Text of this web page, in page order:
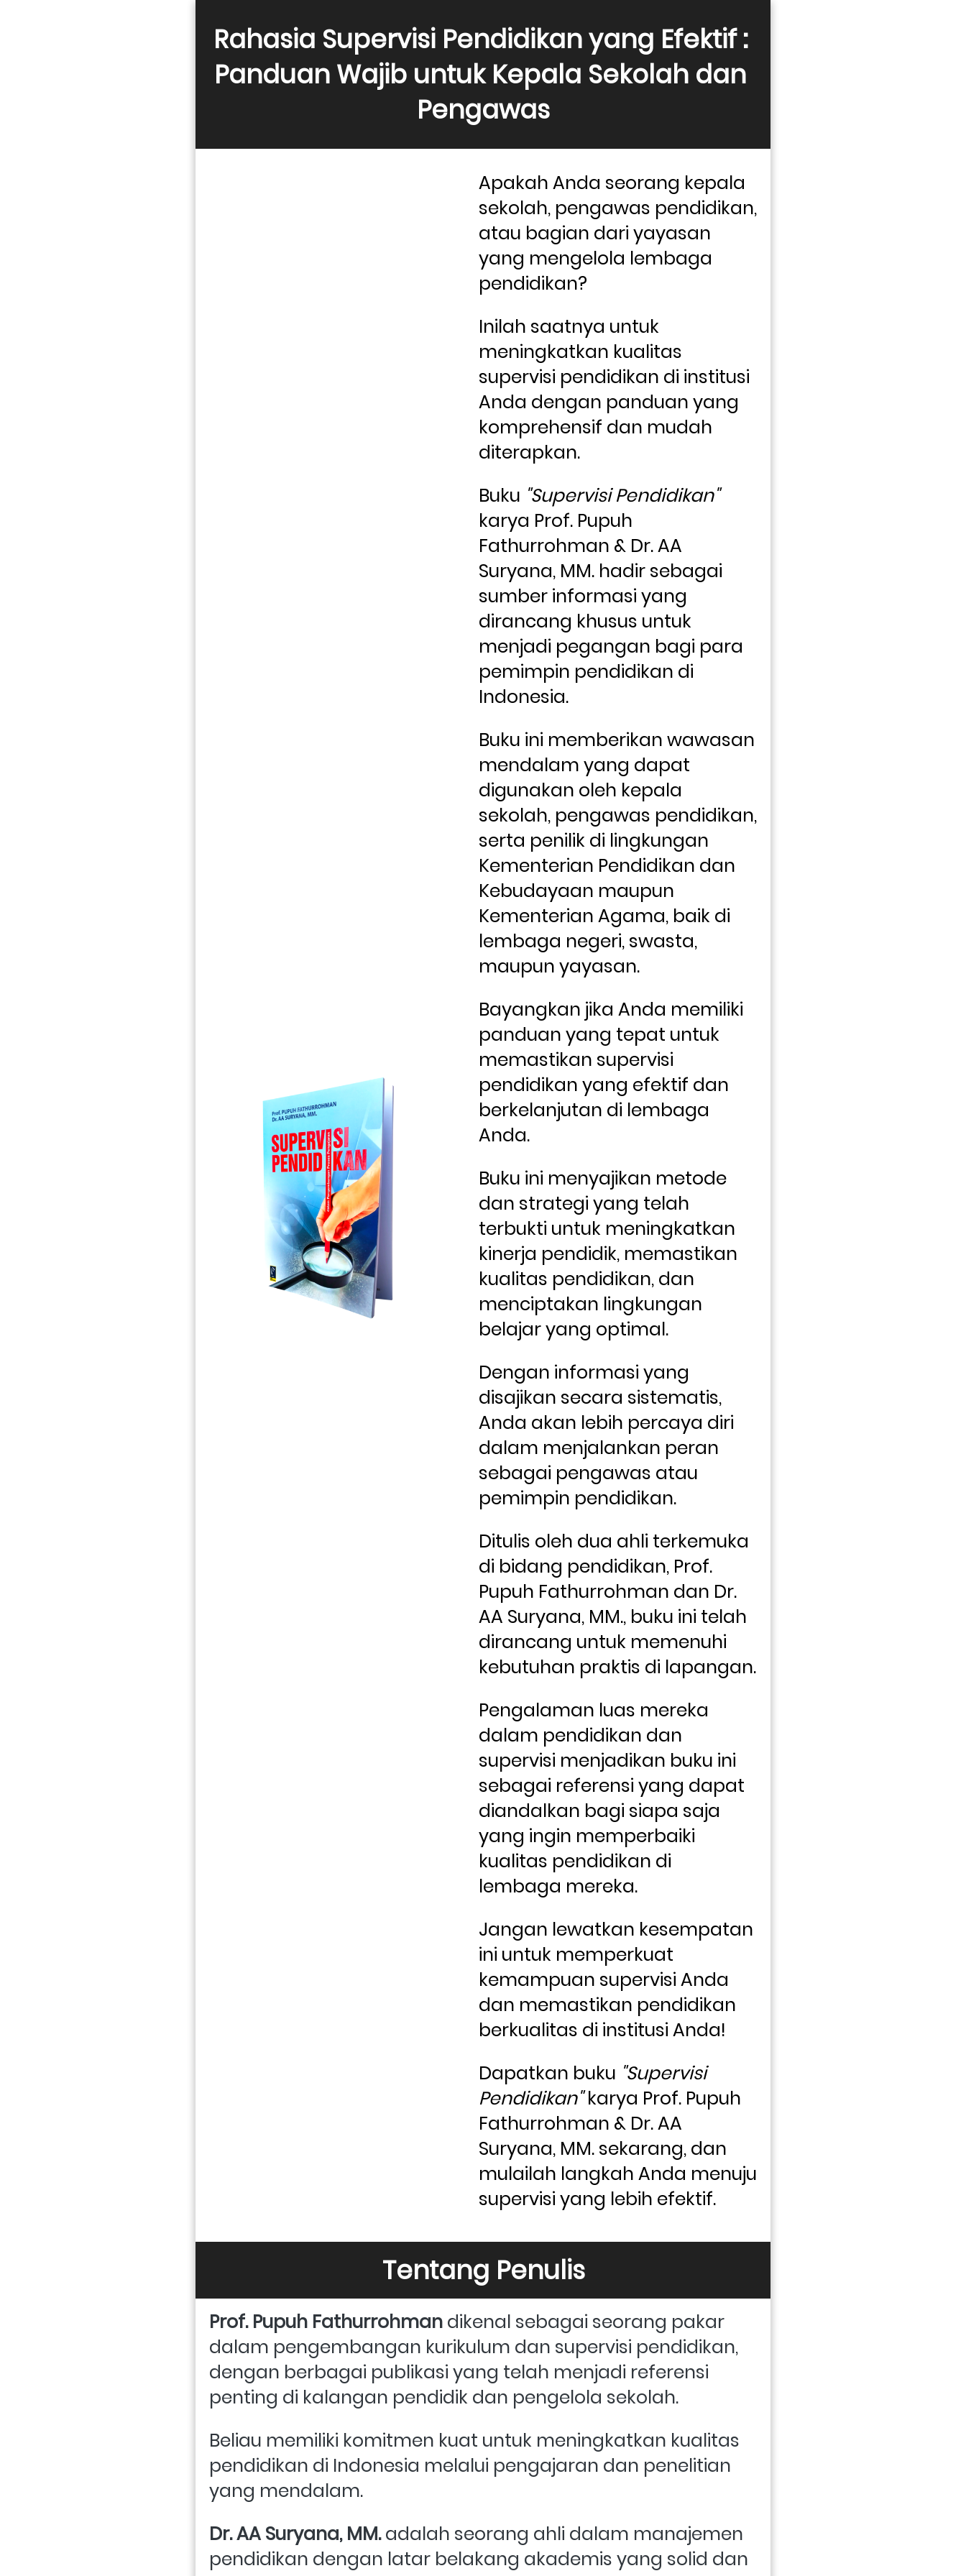
Rahasia Supervisi Pendidikan yang Efektif :
Panduan Wajib untuk Kepala Sekolah dan
Pengawas
Apakah Anda seorang kepala
sekolah, pengawas pendidikan,
atau bagian dari yayasan
yang mengelola lembaga
pendidikan?
Inilah saatnya untuk
meningkatkan kualitas
supervisi pendidikan di institusi
Anda dengan panduan yang
komprehensif dan mudah
diterapkan.
Buku "Supervisi Pendidikan"
karya Prof. Pupuh
Fathurrohman & Dr. AA
Suryana, MM. hadir sebagai
sumber informasi yang
dirancang khusus untuk
menjadi pegangan bagi para
pemimpin pendidikan di
Indonesia.
Buku ini memberikan wawasan
mendalam yang dapat
digunakan oleh kepala
sekolah, pengawas pendidikan,
serta penilik di lingkungan
Kementerian Pendidikan dan
Kebudayaan maupun
Kementerian Agama, baik di
lembaga negeri, swasta,
maupun yayasan.
Bayangkan jika Anda memiliki
panduan yang tepat untuk
memastikan supervisi
pendidikan yang efektif dan
berkelanjutan di lembaga
Anda.
Buku ini menyajikan metode
dan strategi yang telah
terbukti untuk meningkatkan
kinerja pendidik, memastikan
kualitas pendidikan, dan
menciptakan lingkungan
belajar yang optimal.
Dengan informasi yang
disajikan secara sistematis,
Anda akan lebih percaya diri
dalam menjalankan peran
sebagai pengawas atau
pemimpin pendidikan.
Ditulis oleh dua ahli terkemuka
di bidang pendidikan, Prof.
Pupuh Fathurrohman dan Dr.
AA Suryana, MM., buku ini telah
dirancang untuk memenuhi
Pengalaman luas mereka
dalam pendidikan dan
supervisi menjadikan buku ini
sebagai referensi yang dapat
diandalkan bagi siapa saja
yang ingin memperbaiki
kualitas pendidikan di
lembaga mereka.
Jangan lewatkan kesempatan
ini untuk memperkuat
kemampuan supervisi Anda
dan memastikan pendidikan
berkualitas di institusi Anda!
Dapatkan buku "Supervisi
Pendidikan" karya Prof. Pupuh
Fathurrohman & Dr. AA
Suryana, MM. sekarang, dan
mulailah langkah Anda menuju
supervisi yang lebih efektif.
Tentang Penulis
Prof. Pupuh Fathurrohman dikenal sebagai seorang pakar
dalam pengembangan kurikulum dan supervisi pendidikan,
dengan berbagai publikasi yang telah menjadi referensi
penting di kalangan pendidik dan pengelola sekolah.
Beliau memiliki komitmen kuat untuk meningkatkan kualitas
pendidikan di Indonesia melalui pengajaran dan penelitian
yang mendalam.
Dr. AA Suryana, MM. adalah seorang ahli dalam manajemen
pendidikan dengan latar belakang akademis yang solid dan